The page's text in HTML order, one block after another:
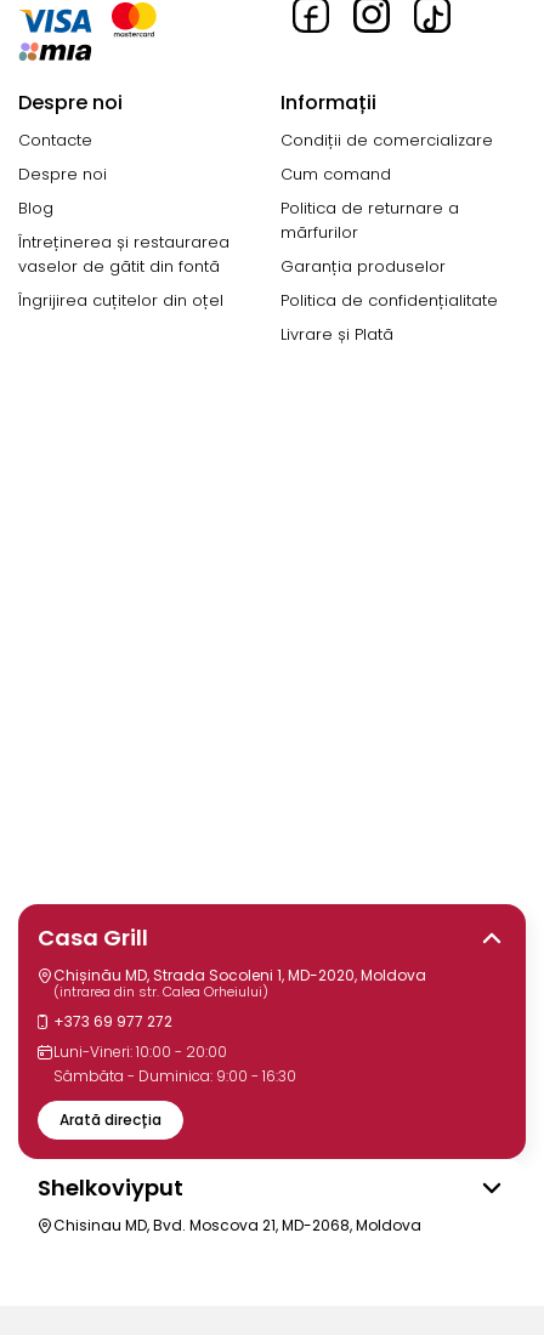
Despre noi
Contacte
Despre noi
Blog
Întreținerea și restaurarea
vaselor de gătit din fontă
Îngrijirea cuțitelor din oțel
Informații
Condiții de comercializare
Cum comand
Politica de returnare a
mărfurilor
Garanția produselor
Politica de confidențialitate
Livrare și Plată
Casa Grill
Chișinău MD, Strada Socoleni 1, MD-2020, Moldova
(intrarea din str. Calea Orheiului)
+373 69 977 272
Luni-Vineri: 10:00 - 20:00
Sâmbăta - Duminica: 9:00 - 16:30
Arată direcția
Shelkoviyput
Chisinau MD, Bvd. Moscova 21, MD-2068, Moldova